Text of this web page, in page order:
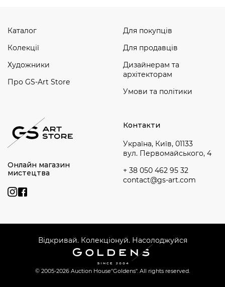
Онлайн магазин
мистецтва
Контакти
Україна, Київ, 01133
вул. Первомайського, 4
+ 38 050 462 95 32
contact@gs-art.com
Каталог
Колекції
Художники
Про GS-Art Store
Для покупців
Для продавців
Дизайнерам та
архітекторам
Умови та політики
© 2005-2026 Auction House"Goldens". All rights reserved.
Відкривай. Колекціонуй. Насолоджуйся